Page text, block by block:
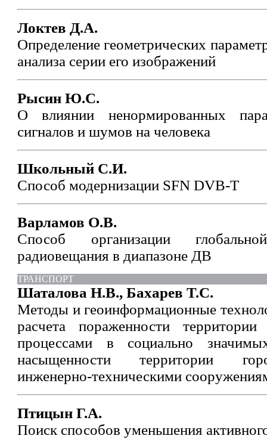
Локтев Д.А.
Определение геометрических
анализа серии его изображений
Рысин Ю.С.
О влиянии ненормированных
сигналов и шумов на человека
Школьный С.И.
Способ модернизации SFN DVB-T
Варламов О.В.
Способ организации
радиовещания в диапазоне ДВ
ТРАНСПОРТ
Шаталова Н.В., Бахарев Т.С.
Методы и геоинформационные
расчета пораженности территории
процессами в социально
насыщенности территории
инженерно-техническими
Птицын Г.А.
Поиск способов уменьшения